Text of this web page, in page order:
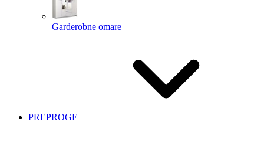
Garderobne omare
PREPROGE